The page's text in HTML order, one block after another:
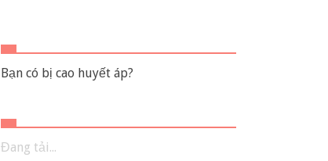
Bạn có bị cao huyết áp?
Đang tải...